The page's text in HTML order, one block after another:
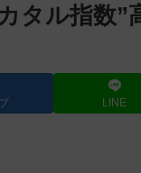
タル指数”
LINE